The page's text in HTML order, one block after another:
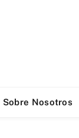
Sobre Nosotros